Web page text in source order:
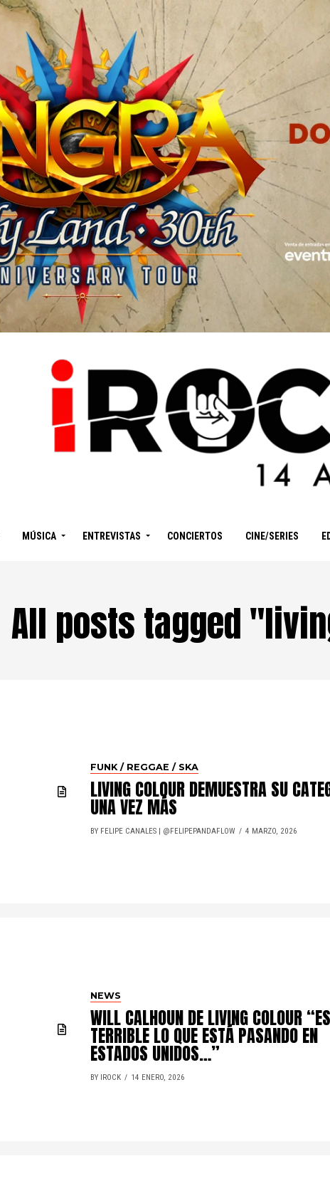
MÚSICA ENTREVISTAS CONCIERTOS CINE/SERIES
All posts tagged
FUNK / REGGAE / SKA
LIVING COLOUR DEMUESTRA SU
UNA VEZ MÁS
BY FELIPE CANALES | @FELIPEPANDAFLOW 4 MARZO, 2026
NEWS
WILL CALHOUN DE LIVING COLOUR “ES
TERRIBLE LO QUE ESTÁ PASANDO EN
ESTADOS UNIDOS…”
BY IROCK 14 ENERO, 2026